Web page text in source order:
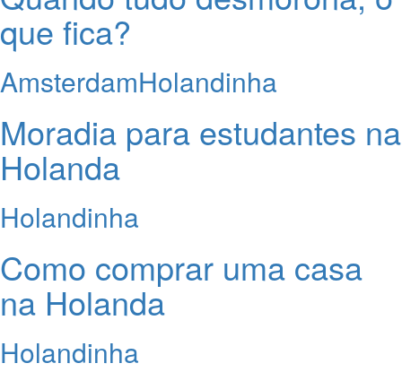
que fica?
AmsterdamHolandinha
Moradia para estudantes na
Holanda
Holandinha
Como comprar uma casa
na Holanda
Holandinha